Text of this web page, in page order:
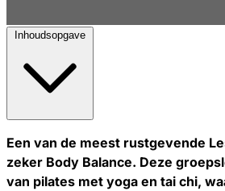
Inhoudsopgave
Een van de meest rustgevende
zeker Body Balance. Deze
van pilates met yoga en tai chi,